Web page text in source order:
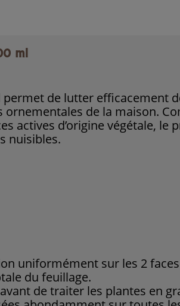
ml
permet de lutter efficacement
de la maison.
actives d’origine végétale, le
nuisibles.
uniformément sur les 2
du feuillage.
de traiter les plantes en